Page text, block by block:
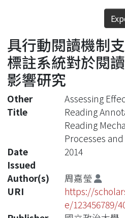
Statistics
具行動閱讀機制
標註系統對於閱
影響研究
Other
Title
Assessing
Reading
Reading
Processes
Date
Issued
2014
Author(s)
周嘉瑩
URI
https://
e/123456789/